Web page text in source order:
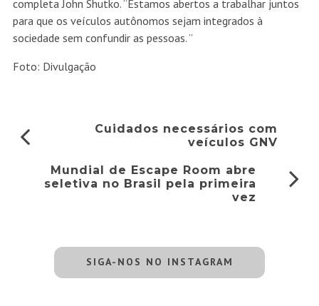
completa John Shutko. “Estamos abertos a trabalhar juntos
para que os veículos autônomos sejam integrados à
sociedade sem confundir as pessoas. ”
Foto: Divulgação
Cuidados necessários com
veículos GNV
Mundial de Escape Room abre
seletiva no Brasil pela primeira
vez
SIGA-NOS NO INSTAGRAM